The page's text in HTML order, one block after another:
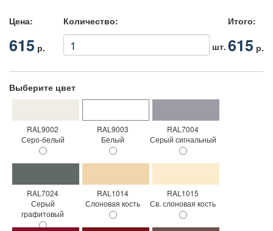
Цена:
615 р.
Количество:
шт.
Итого:
615 р.
Выберите цвет
RAL9002
Серо-белый
RAL9003
Белый
RAL7004
Серый сигнальный
RAL7024
Серый
графитовый
RAL1014
Слоновая кость
RAL1015
Св. слоновая кость